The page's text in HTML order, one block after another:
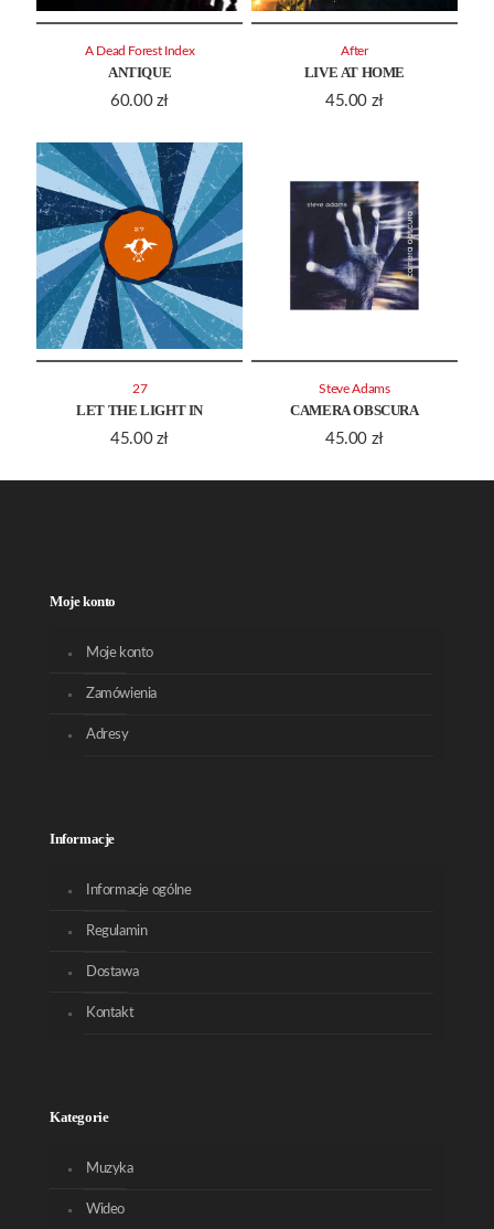
ANTIQUE
60.00 zł
A Dead Forest Index
LIVE AT HOME
45.00 zł
After
LET THE LIGHT IN
45.00 zł
27
CAMERA OBSCURA
45.00 zł
Steve Adams
Moje konto
Moje konto
Zamówienia
Adresy
Informacje
Informacje ogólne
Regulamin
Dostawa
Kontakt
Kategorie
Muzyka
Wideo